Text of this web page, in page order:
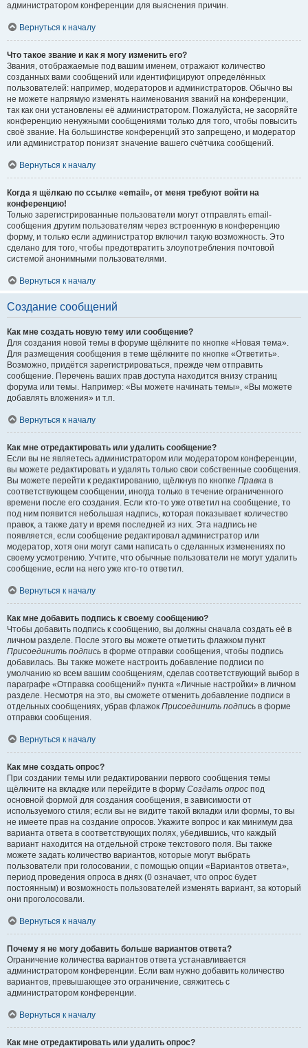
администратором конференции для выяснения причин.
Вернуться к началу
Что такое звание и как я могу изменить его?
Звания, отображаемые под вашим именем, отражают количество
созданных вами сообщений или идентифицируют определённых
пользователей: например, модераторов и администраторов. Обычно вы
не можете напрямую изменять наименования званий на конференции,
так как они установлены её администратором. Пожалуйста, не засоряйте
конференцию ненужными сообщениями только для того, чтобы повысить
своё звание. На большинстве конференций это запрещено, и модератор
или администратор понизят значение вашего счётчика сообщений.
Вернуться к началу
Когда я щёлкаю по ссылке «email», от меня требуют войти на
конференцию!
Только зарегистрированные пользователи могут отправлять email-
сообщения другим пользователям через встроенную в конференцию
форму, и только если администратор включил такую возможность. Это
сделано для того, чтобы предотвратить злоупотребления почтовой
системой анонимными пользователями.
Вернуться к началу
Создание сообщений
Как мне создать новую тему или сообщение?
Для создания новой темы в форуме щёлкните по кнопке «Новая тема».
Для размещения сообщения в теме щёлкните по кнопке «Ответить».
Возможно, придётся зарегистрироваться, прежде чем отправить
сообщение. Перечень ваших прав доступа находится внизу страниц
форума или темы. Например: «Вы можете начинать темы», «Вы можете
добавлять вложения» и т.п.
Вернуться к началу
Как мне отредактировать или удалить сообщение?
Если вы не являетесь администратором или модератором конференции,
вы можете редактировать и удалять только свои собственные сообщения.
Вы можете перейти к редактированию, щёлкнув по кнопке Правка в
соответствующем сообщении, иногда только в течение ограниченного
времени после его создания. Если кто-то уже ответил на сообщение, то
под ним появится небольшая надпись, которая показывает количество
правок, а также дату и время последней из них. Эта надпись не
появляется, если сообщение редактировал администратор или
модератор, хотя они могут сами написать о сделанных изменениях по
своему усмотрению. Учтите, что обычные пользователи не могут удалить
сообщение, если на него уже кто-то ответил.
Вернуться к началу
Как мне добавить подпись к своему сообщению?
Чтобы добавить подпись к сообщению, вы должны сначала создать её в
личном разделе. После этого вы можете отметить флажком пункт
Присоединить подпись в форме отправки сообщения, чтобы подпись
добавилась. Вы также можете настроить добавление подписи по
умолчанию ко всем вашим сообщениям, сделав соответствующий выбор в
параграфе «Отправка сообщений» пункта «Личные настройки» в личном
разделе. Несмотря на это, вы сможете отменить добавление подписи в
отдельных сообщениях, убрав флажок Присоединить подпись в форме
отправки сообщения.
Вернуться к началу
Как мне создать опрос?
При создании темы или редактировании первого сообщения темы
щёлкните на вкладке или перейдите в форму Создать опрос под
основной формой для создания сообщения, в зависимости от
используемого стиля; если вы не видите такой вкладки или формы, то вы
не имеете прав на создание опросов. Укажите вопрос и как минимум два
варианта ответа в соответствующих полях, убедившись, что каждый
вариант находится на отдельной строке текстового поля. Вы также
можете задать количество вариантов, которые могут выбрать
пользователи при голосовании, с помощью опции «Вариантов ответа»,
период проведения опроса в днях (0 означает, что опрос будет
постоянным) и возможность пользователей изменять вариант, за который
они проголосовали.
Вернуться к началу
Почему я не могу добавить больше вариантов ответа?
Ограничение количества вариантов ответа устанавливается
администратором конференции. Если вам нужно добавить количество
вариантов, превышающее это ограничение, свяжитесь с
администратором конференции.
Вернуться к началу
Как мне отредактировать или удалить опрос?